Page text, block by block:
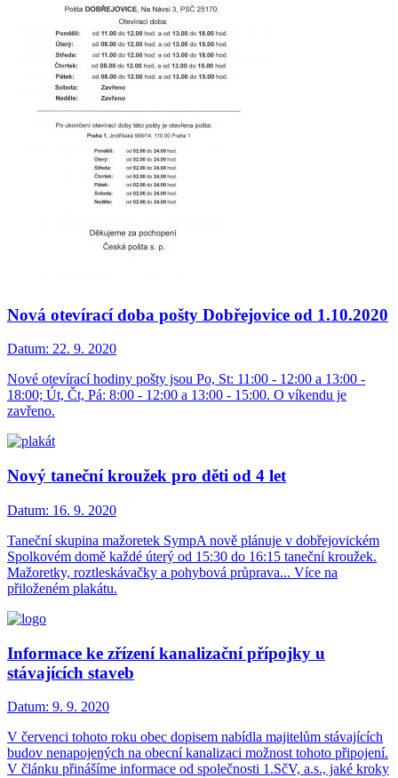
Nová otevírací doba pošty Dobřejovice od 1.10.2020
Datum: 22. 9. 2020
Nové otevírací hodiny pošty jsou Po, St: 11:00 - 12:00 a 13:00 -
18:00; Út, Čt, Pá: 8:00 - 12:00 a 13:00 - 15:00. O víkendu je
zavřeno.
Nový taneční kroužek pro děti od 4 let
Datum: 16. 9. 2020
Taneční skupina mažoretek SympA nově plánuje v dobřejovickém
Spolkovém domě každé úterý od 15:30 do 16:15 taneční kroužek.
Mažoretky, roztleskávačky a pohybová průprava... Více na
přiloženém plakátu.
Informace ke zřízení kanalizační přípojky u
stávajících staveb
Datum: 9. 9. 2020
V červenci tohoto roku obec dopisem nabídla majitelům stávajících
budov nenapojených na obecní kanalizaci možnost tohoto připojení.
V článku přinášíme informace od společnosti 1.SčV, a.s., jaké kroky